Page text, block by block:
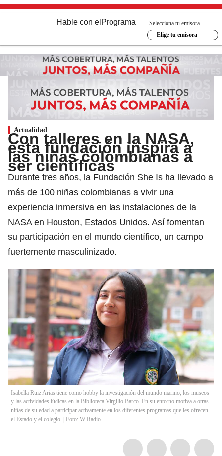
Hable con el Programa
Selecciona tu emisora
Elige tu emisora
Actualidad
Con talleres en la NASA,
esta fundación inspira a
las niñas colombianas a
ser científicas
Durante tres años, la Fundación She Is ha llevado a
más de 100 niñas colombianas a vivir una
experiencia inmersiva en las instalaciones de la
NASA en Houston, Estados Unidos. Así fomentan
su participación en el mundo científico, un campo
fuertemente masculinizado.
Isabella Ruiz Arias tiene como hobby la investigación del mundo marino, los museos
y las actividades lúdicas en la Biblioteca Virgilio Barco. En su entorno motiva a otras
niñas de su edad a participar activamente en los diferentes programas que les ofrecen
el Estado y el colegio. | Foto: W Radio